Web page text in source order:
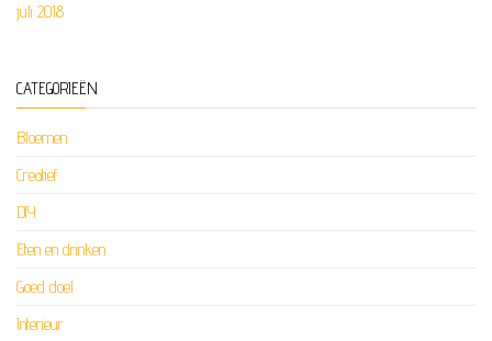
juli 2018
CATEGORIEËN
Bloemen
Creatief
DIY
Eten en drinken
Goed doel
Interieur